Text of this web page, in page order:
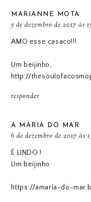
MARIANNE MOTA
5 de dezembro de 2017 às
AMO esse casaco!!!
Um beijinho,
http://
responder
A MARIA DO MAR
6 de dezembro de 2017 às
É LINDO !
Um beijinho
https://amaria-do-